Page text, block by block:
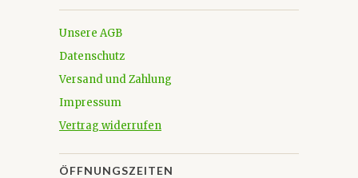
Unsere AGB
Datenschutz
Versand und Zahlung
Impressum
Vertrag widerrufen
ÖFFNUNGSZEITEN